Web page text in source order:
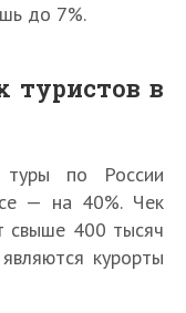
до 7%.
туристов в
туры по России
— на 40%. Чек
свыше 400 тысяч
курорты